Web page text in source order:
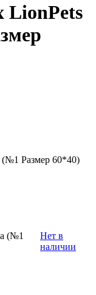
LionPets
(№1 Размер 60*40)
(№1
Нет в
наличии